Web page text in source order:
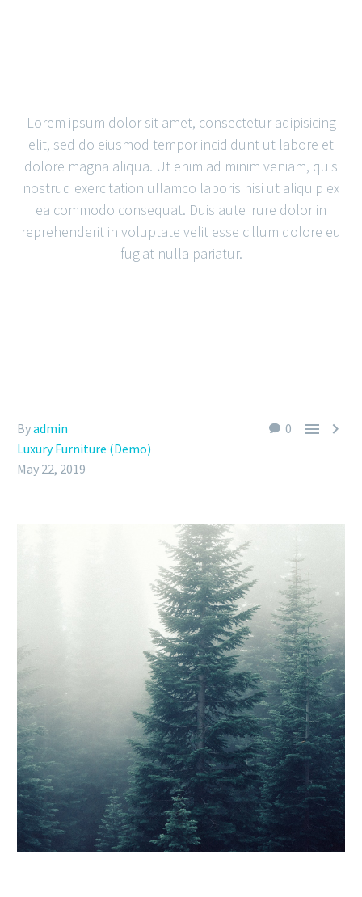
Lorem ipsum dolor sit amet, consectetur adipisicing
elit, sed do eiusmod tempor incididunt ut labore et
dolore magna aliqua. Ut enim ad minim veniam, quis
nostrud exercitation ullamco laboris nisi ut aliquip ex
ea commodo consequat. Duis aute irure dolor in
reprehenderit in voluptate velit esse cillum dolore eu
fugiat nulla pariatur.
0  
Byadmin
Luxury Furniture (Demo)
May 22, 2019